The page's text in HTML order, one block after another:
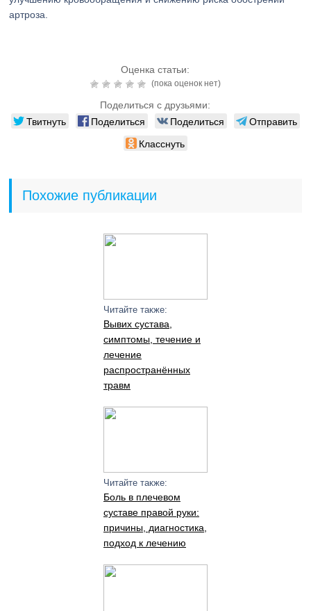
артроза.
Оценка статьи:
(пока оценок нет)
Поделиться с друзьями:
Твитнуть Поделиться Поделиться
Отправить
Класснуть
Похожие публикации
Читайте также:
Вывих сустава,
симптомы, течение и
лечение
распространённых
травм
Читайте также:
Боль в плечевом
суставе правой руки:
причины, диагностика,
подход к лечению